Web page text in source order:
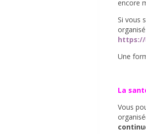
encore
Si vous
https://
Une
La
Vous